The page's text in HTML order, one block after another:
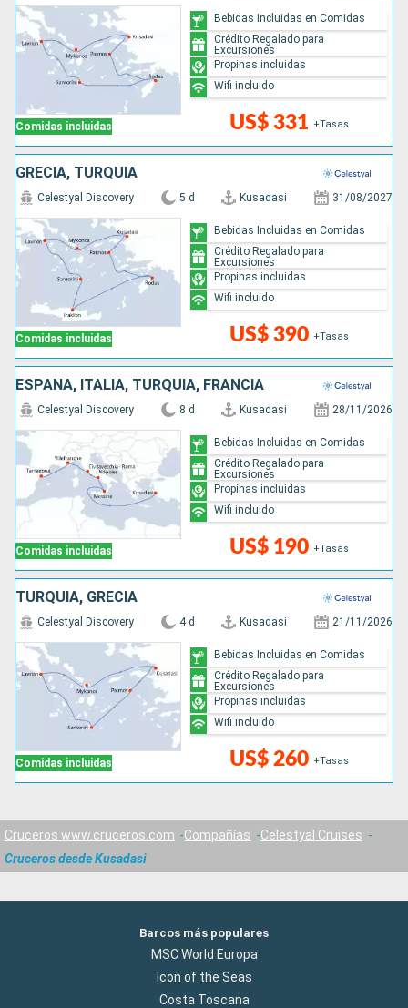
Comidas incluidas US$ 331 +Tasas
Bebidas Incluidas en Comidas
Crédito Regalado para
Excursiones
Propinas incluidas
Wifi incluido
GRECIA, TURQUÍA
Comidas incluidas
Celestyal Discovery 5 d Kusadasi 31/08/2027
US$ 390 +Tasas
Bebidas Incluidas en Comidas
Crédito Regalado para
Excursiones
Propinas incluidas
Wifi incluido
ESPAÑA, ITALIA, TURQUÍA, FRANCIA
Comidas incluidas
Celestyal Discovery 8 d Kusadasi 28/11/2026
US$ 190 +Tasas
Bebidas Incluidas en Comidas
Crédito Regalado para
Excursiones
Propinas incluidas
Wifi incluido
TURQUÍA, GRECIA
Comidas incluidas
Celestyal Discovery 4 d Kusadasi 21/11/2026
US$ 260 +Tasas
Bebidas Incluidas en Comidas
Crédito Regalado para
Excursiones
Propinas incluidas
Wifi incluido
Cruceros www.cruceros.com Compañías
Celestyal Cruises
Cruceros desde Kusadasi
Barcos más populares
MSC World Europa
Icon of the Seas
Costa Toscana